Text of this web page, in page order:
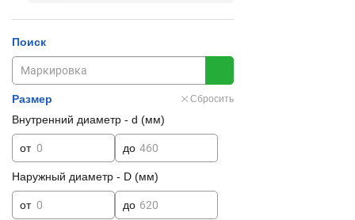
Поиск
Размер Сбросить
Внутренний диаметр - d (мм)
от до
Наружный диаметр - D (мм)
от до